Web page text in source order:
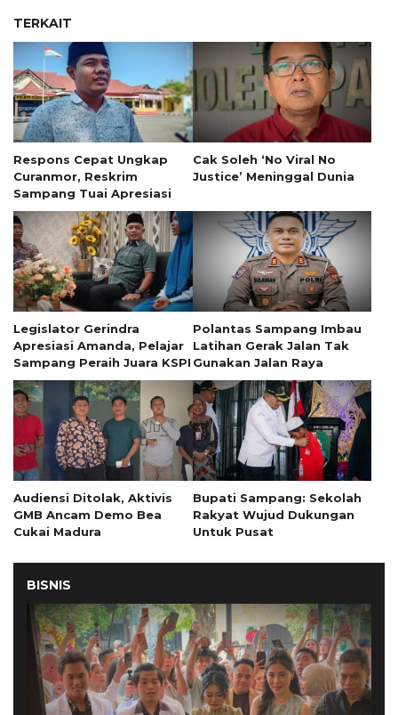
TERKAIT
Respons Cepat Ungkap
Curanmor, Reskrim
Sampang Tuai Apresiasi
Cak Soleh ‘No Viral No
Justice’ Meninggal Dunia
Legislator Gerindra
Apresiasi Amanda, Pelajar
Sampang Peraih Juara KSPI
Polantas Sampang Imbau
Latihan Gerak Jalan Tak
Gunakan Jalan Raya
Audiensi Ditolak, Aktivis
GMB Ancam Demo Bea
Cukai Madura
Bupati Sampang: Sekolah
Rakyat Wujud Dukungan
Untuk Pusat
BISNIS